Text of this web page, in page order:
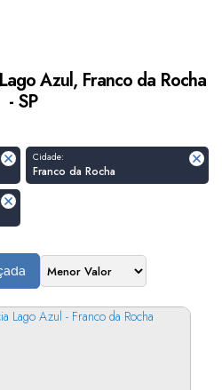
Azul, Franco da Rocha
- SP
Cidade:
Franco da Rocha